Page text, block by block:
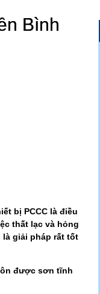
Bình
bị PCCC là điều
thất lạc và hỏng
giải pháp rất tốt
được sơn tĩnh